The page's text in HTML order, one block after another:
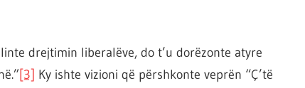
drejtimin liberalëve, do t’u dorëzonte atyre
[3] Ky ishte vizioni që përshkonte veprën “Ç’të